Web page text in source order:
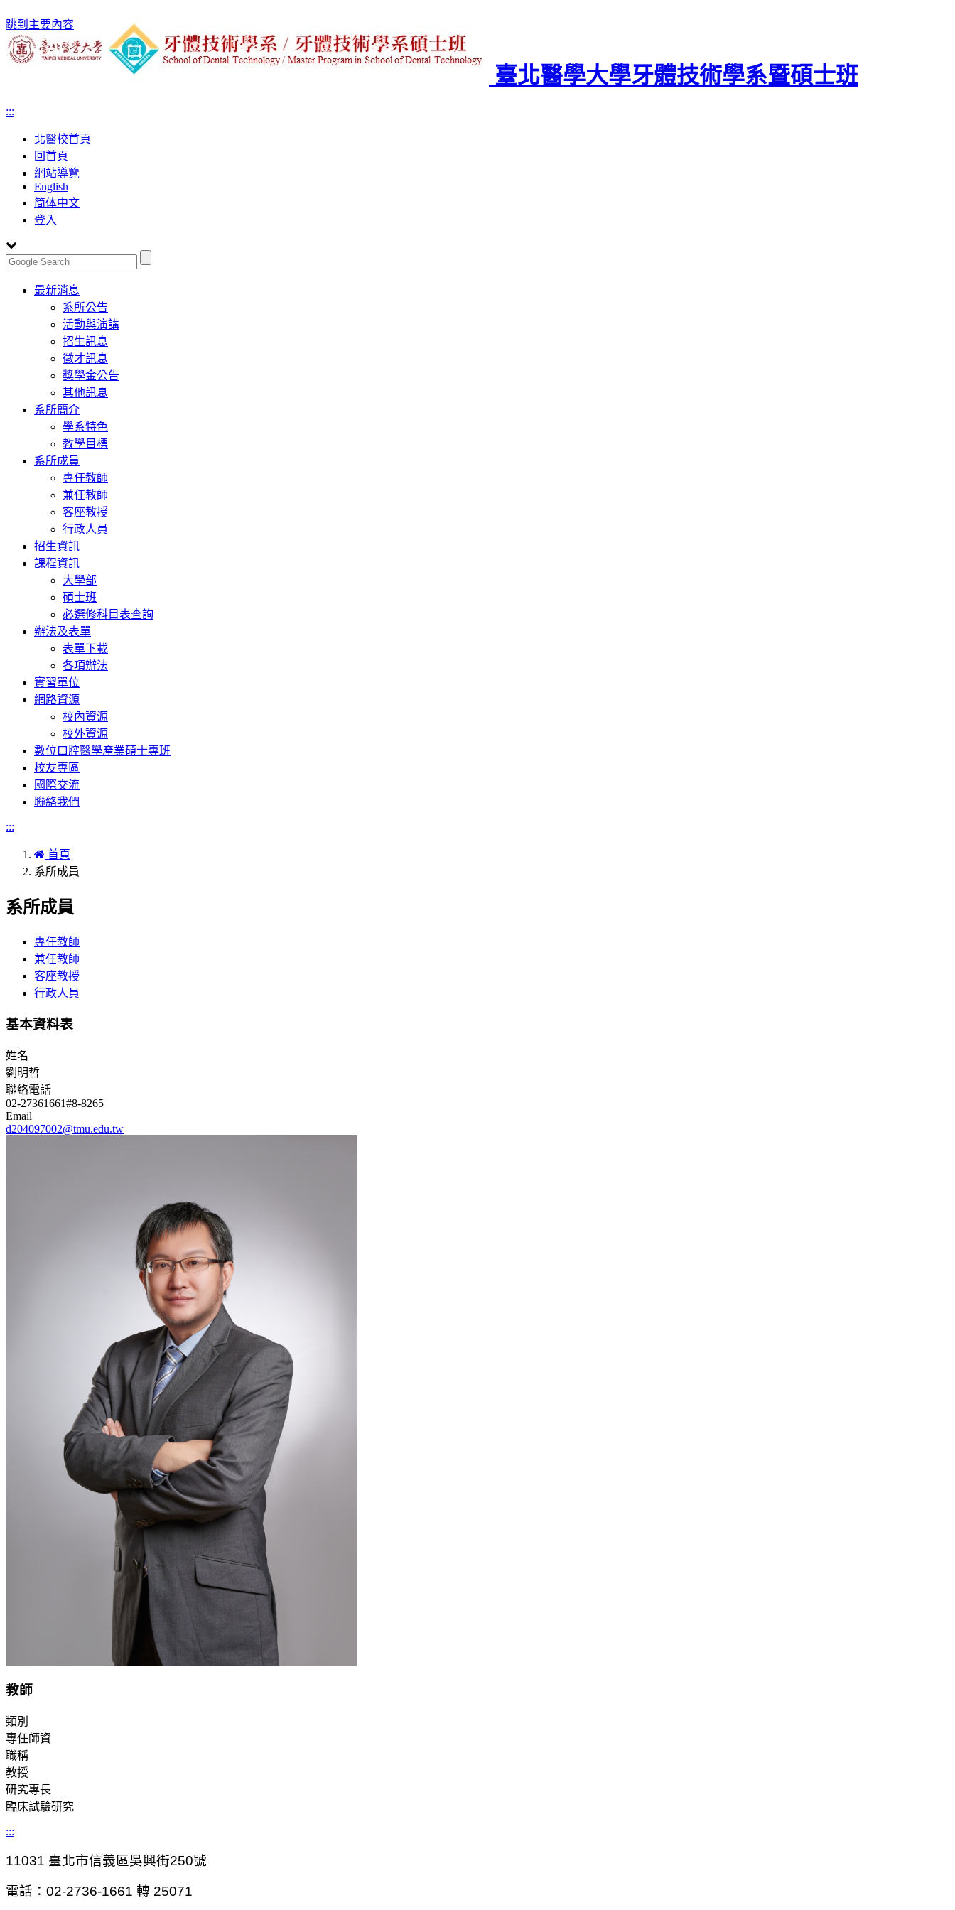
跳到主要內容
臺北醫學大學牙體技術學系暨碩士班
:::
北醫校首頁
回首頁
網站導覽
English
简体中文
登入
Toggle
navigation
最新消息
系所公告
活動與演講
招生訊息
徵才訊息
獎學金公告
其他訊息
系所簡介
學系特色
教學目標
系所成員
專任教師
兼任教師
客座教授
行政人員
招生資訊
課程資訊
大學部
碩士班
必選修科目表查詢
辦法及表單
表單下載
各項辦法
實習單位
網路資源
校內資源
校外資源
數位口腔醫學產業碩士專班
校友專區
國際交流
聯絡我們
:::
首頁
系所成員
系所成員
專任教師
兼任教師
客座教授
行政人員
基本資料表
姓名
劉明哲
聯絡電話
02-27361661#8-8265
Email
d204097002@tmu.edu.tw
教師
類別
專任師資
職稱
教授
研究專長
臨床試驗研究
:::
11031 臺北市信義區吳興街250號
電話：02-2736-1661 轉 25071